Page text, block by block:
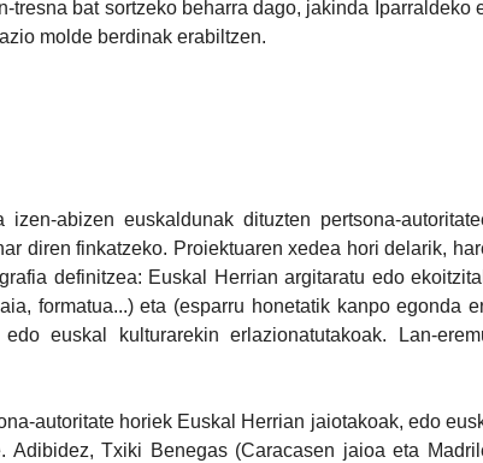
bat sortzeko beharra dago, jakinda Iparraldeko
molde berdinak erabiltzen.
abizen euskaldunak dituzten pertsona-
diren finkatzeko. Proiektuaren xedea hori delarik,
definitzea: Euskal Herrian argitaratu edo
formatua...) eta (esparru honetatik kanpo egonda
euskal kulturarekin erlazionatutakoak. Lan-
autoritate horiek Euskal Herrian jaiotakoak, edo
Txiki Benegas (Caracasen jaioa eta